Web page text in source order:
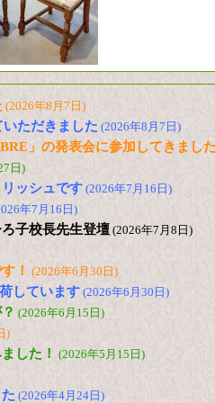
(2026年8月7日)
いただきました (2026年8月7日)
」の発表会に参加してきまし
日)
ッシュです (2026年7月16日)
年7月16日)
子校長先生登壇 (2026年7月8日)
！ (2026年6月30日)
しています (2026年6月30日)
(2026年6月15日)
)
した！ (2026年5月15日)
(2026年4月24日)